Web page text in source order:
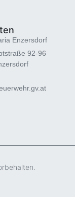
Enzersdorf
92-96